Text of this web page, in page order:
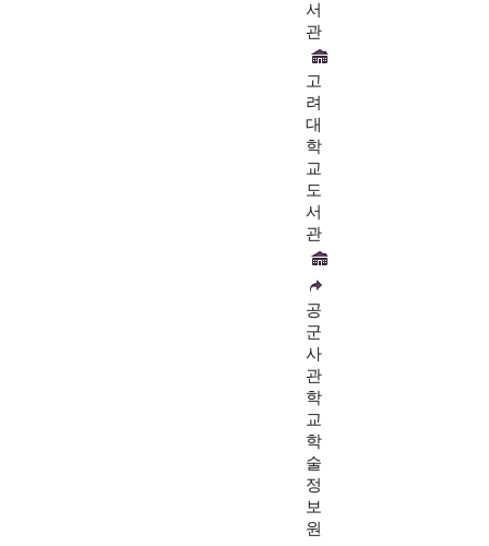
서
관
고
려
대
학
교
도
서
관
공
군
사
관
학
교
학
술
정
보
원